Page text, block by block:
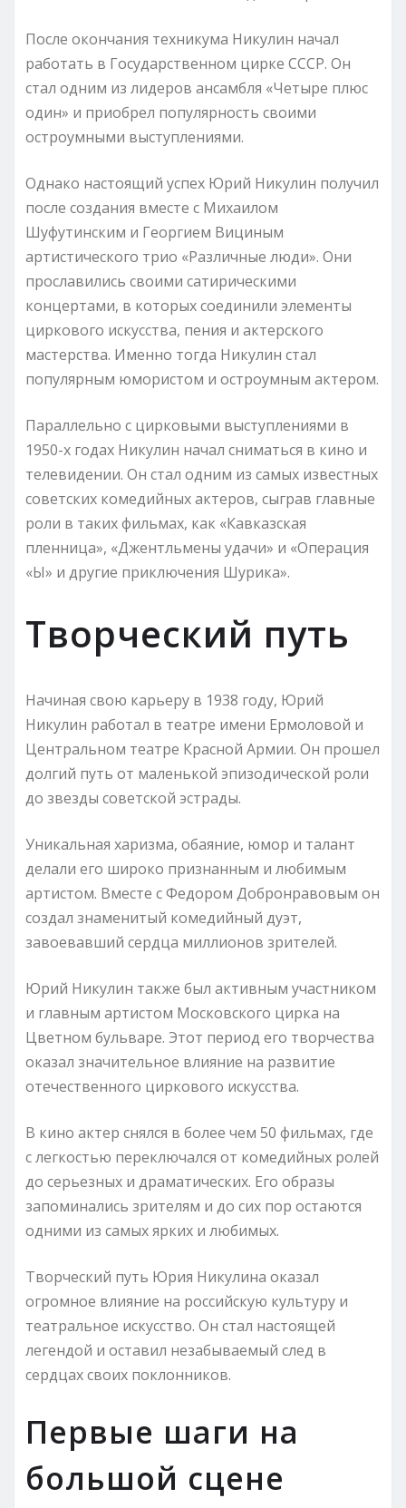
После окончания техникума Никулин начал
работать в Государственном цирке СССР. Он
стал одним из лидеров ансамбля «Четыре плюс
один» и приобрел популярность своими
остроумными выступлениями.
Однако настоящий успех Юрий Никулин получил
после создания вместе с Михаилом
Шуфутинским и Георгием Вициным
артистического трио «Различные люди». Они
прославились своими сатирическими
концертами, в которых соединили элементы
циркового искусства, пения и актерского
мастерства. Именно тогда Никулин стал
популярным юмористом и остроумным актером.
Параллельно с цирковыми выступлениями в
1950-х годах Никулин начал сниматься в кино и
телевидении. Он стал одним из самых известных
советских комедийных актеров, сыграв главные
роли в таких фильмах, как «Кавказская
пленница», «Джентльмены удачи» и «Операция
«Ы» и другие приключения Шурика».
Творческий путь
Начиная свою карьеру в 1938 году, Юрий
Никулин работал в театре имени Ермоловой и
Центральном театре Красной Армии. Он прошел
долгий путь от маленькой эпизодической роли
до звезды советской эстрады.
Уникальная харизма, обаяние, юмор и талант
делали его широко признанным и любимым
артистом. Вместе с Федором Добронравовым он
создал знаменитый комедийный дуэт,
завоевавший сердца миллионов зрителей.
Юрий Никулин также был активным участником
и главным артистом Московского цирка на
Цветном бульваре. Этот период его творчества
оказал значительное влияние на развитие
отечественного циркового искусства.
В кино актер снялся в более чем 50 фильмах, где
с легкостью переключался от комедийных ролей
до серьезных и драматических. Его образы
запоминались зрителям и до сих пор остаются
одними из самых ярких и любимых.
Творческий путь Юрия Никулина оказал
огромное влияние на российскую культуру и
театральное искусство. Он стал настоящей
легендой и оставил незабываемый след в
сердцах своих поклонников.
Первые шаги на
большой сцене